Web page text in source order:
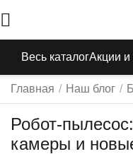
Весь каталогАкции и
Главная / Наш блог /
Робот-
камеры и